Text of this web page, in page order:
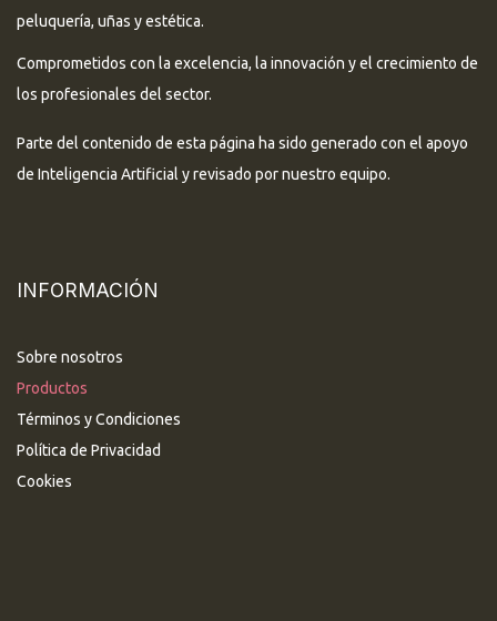
peluquería, uñas y estética.
Comprometidos con la excelencia, la innovación y el crecimiento de
los profesionales del sector.
Parte del contenido de esta página ha sido generado con el apoyo
de Inteligencia Artificial y revisado por nuestro equipo.
INFORMACIÓN
Sobre nosotros
Productos
Términos y Condiciones
Política de Privacidad
Cookies